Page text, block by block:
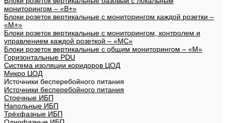
мониторингом – «В+»
Блоки розеток вертикальные с мониторингом каждой розетки –
«М+»
Блоки розеток вертикальные с мониторингом, контролем и
управлением каждой розеткой – «МС»
Блоки розеток вертикальные с общим мониторингом – «М»
Горизонтальные PDU
Система изоляции коридоров ЦОД
Микро ЦОД
Источники бесперебойного питания
Источники бесперебойного питания
Стоечные ИБП
Напольные ИБП
Трёхфазные ИБП